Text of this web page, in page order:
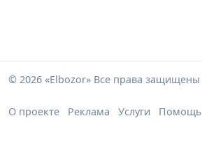
© 2026 «Elbozor» Все права защищены
О проекте Реклама Услуги Помощь